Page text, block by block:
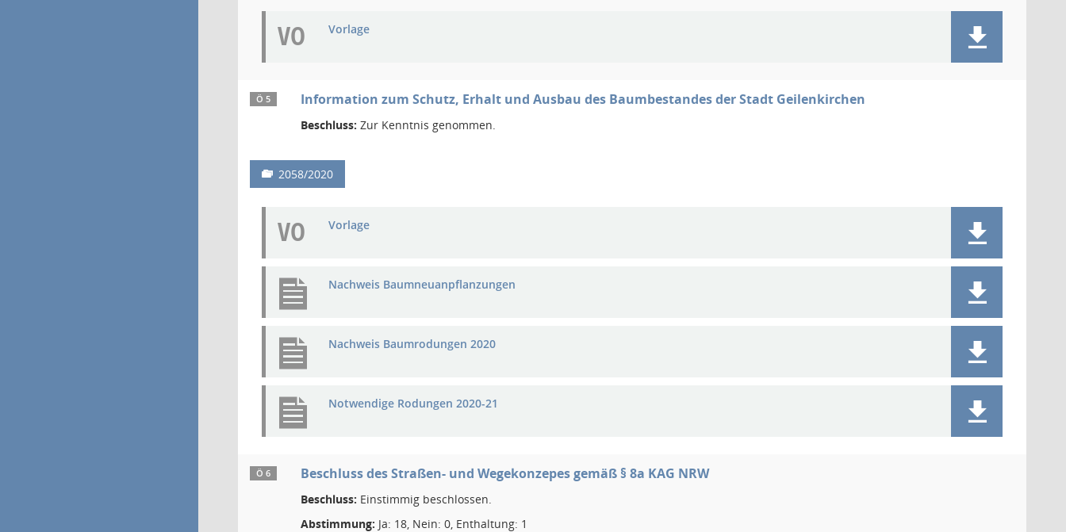
VO Vorlage
Ö 5 Information zum Schutz, Erhalt und Ausbau des Baumbestandes der Stadt Geilenkirchen
Beschluss: Zur Kenntnis genommen.
2058/2020
VO Vorlage
Nachweis Baumneuanpflanzungen
Nachweis Baumrodungen 2020
Notwendige Rodungen 2020-21
Ö 6 Beschluss des Straßen- und Wegekonzepes gemäß § 8a KAG NRW
Beschluss: Einstimmig beschlossen.
Abstimmung: Ja: 18, Nein: 0, Enthaltung: 1